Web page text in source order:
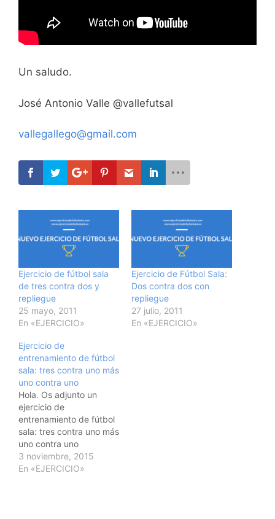
Un saludo.
José Antonio Valle @vallefutsal
vallegallego@gmail.com
Ejercicio de fútbol sala
de tres contra dos y
repliegue
25 mayo, 2011
En «EJERCICIO»
Ejercicio de Fútbol Sala:
Dos contra dos con
repliegue
27 julio, 2011
En «EJERCICIO»
Ejercicio de
entrenamiento de fútbol
sala: tres contra uno más
uno contra uno
Hola. Os adjunto un
ejercicio de
entrenamiento de fútbol
sala: tres contra uno más
uno contra uno
EJERCICIO: 3C1+1C1
ESPACIO: Campo de
3 noviembre, 2015
En «EJERCICIO»